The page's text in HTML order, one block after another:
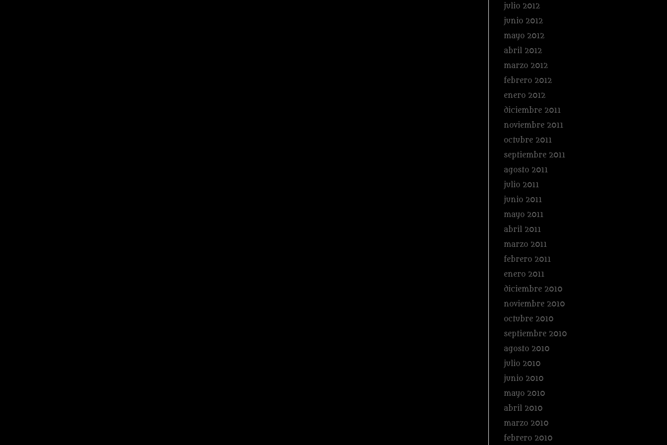
julio 2012
junio 2012
mayo 2012
abril 2012
marzo 2012
febrero 2012
enero 2012
diciembre 2011
noviembre 2011
octubre 2011
septiembre 2011
agosto 2011
julio 2011
junio 2011
mayo 2011
abril 2011
marzo 2011
febrero 2011
enero 2011
diciembre 2010
noviembre 2010
octubre 2010
septiembre 2010
agosto 2010
julio 2010
junio 2010
mayo 2010
abril 2010
marzo 2010
febrero 2010